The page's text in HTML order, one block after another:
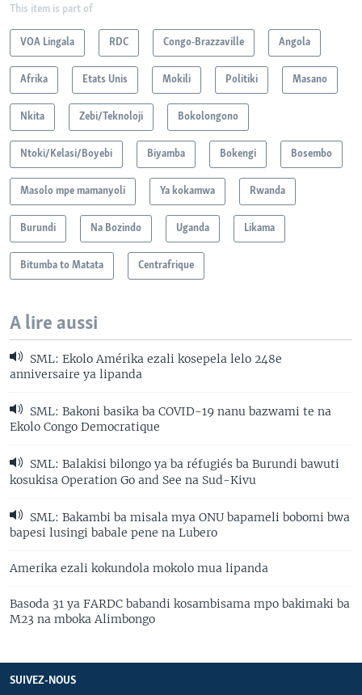
This item is part of
VOA Lingala RDC Congo-Brazzaville Angola
Afrika Etats Unis Mokili Politiki Masano
Nkita Zebi/Teknoloji Bokolongono
Ntoki/Kelasi/Boyebi Biyamba Bokengi Bosembo
Masolo mpe mamanyoli Ya kokamwa Rwanda
Burundi Na Bozindo Uganda Likama
Bitumba to Matata Centrafrique
A lire aussi
SML: Ekolo Amérika ezali kosepela lelo 248e
anniversaire ya lipanda
SML: Bakoni basika ba COVID-19 nanu bazwami te na
Ekolo Congo Democratique
SML: Balakisi bilongo ya ba réfugiés ba Burundi bawuti
kosukisa Operation Go and See na Sud-Kivu
SML: Bakambi ba misala mya ONU bapameli bobomi bwa
bapesi lusingi babale pene na Lubero
Amerika ezali kokundola mokolo mua lipanda
Basoda 31 ya FARDC babandi kosambisama mpo bakimaki ba
M23 na mboka Alimbongo
SUIVEZ-NOUS